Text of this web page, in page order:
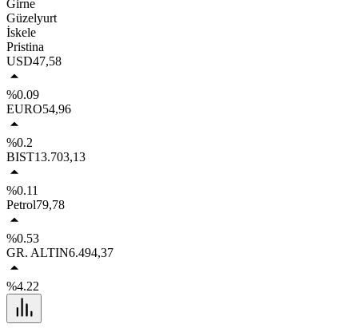
Girne
Güzelyurt
İskele
Pristina
USD47,58
%0.09
EURO54,96
%0.2
BIST13.703,13
%0.11
Petrol79,78
%0.53
GR. ALTIN6.494,37
%4.22